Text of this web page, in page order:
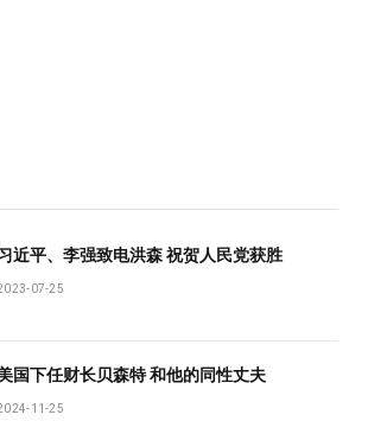
近平、李强致电洪森 祝贺人民党获胜
07-25
国下任财长贝森特 和他的同性丈夫
11-25